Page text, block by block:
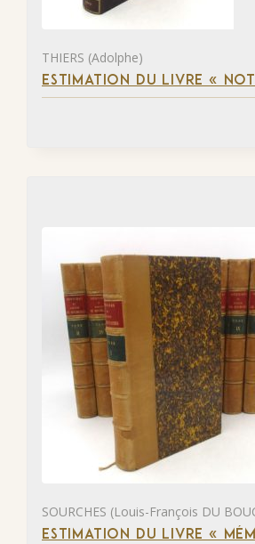
THIERS (Adolphe)
ESTIMATION DU LIVRE «
SOURCHES (Louis-François DU
ESTIMATION DU LIVRE «